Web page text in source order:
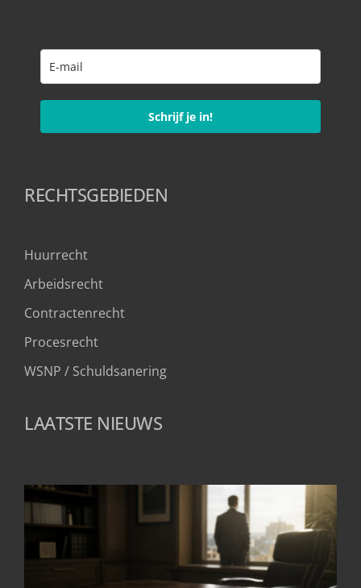
Schrijf je in!
RECHTSGEBIEDEN
Huurrecht
Arbeidsrecht
Contractenrecht
Procesrecht
WSNP / Schuldsanering
LAATSTE NIEUWS